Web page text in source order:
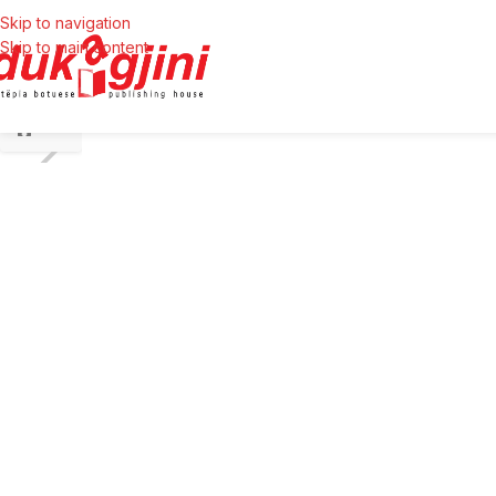
Skip to navigation
Skip to main content